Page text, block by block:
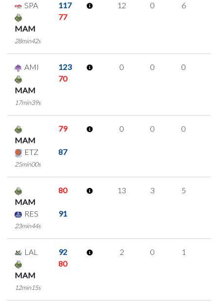
SPA 117
MAM
77
28min42s
12 0 6
AMI 123
MAM
70
17min39s
0 0 0
MAM
79
ETZ 87
25min00s
0 0 0
MAM
80
RES 91
23min44s
13 3 5
LAL 92
MAM
80
12min15s
2 0 1